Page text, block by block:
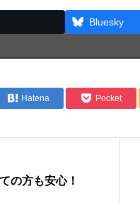
Bluesky
Hatena Pocket
の方も安心！